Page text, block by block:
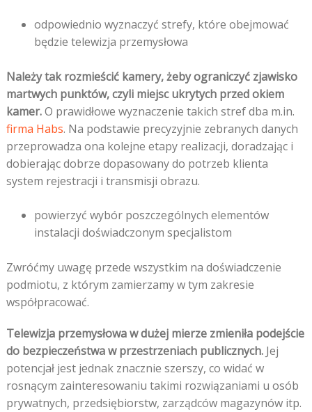
odpowiednio wyznaczyć strefy, które obejmować
będzie telewizja przemysłowa
Należy tak rozmieścić kamery, żeby ograniczyć zjawisko
martwych punktów, czyli miejsc ukrytych przed okiem
kamer.O prawidłowe wyznaczenie takich stref dba m.in.
firma Habs. Na podstawie precyzyjnie zebranych danych
przeprowadza ona kolejne etapy realizacji, doradzając i
dobierając dobrze dopasowany do potrzeb klienta
system rejestracji i transmisji obrazu.
powierzyć wybór poszczególnych elementów
instalacji doświadczonym specjalistom
Zwróćmy uwagę przede wszystkim na doświadczenie
podmiotu, z którym zamierzamy w tym zakresie
współpracować.
Telewizja przemysłowa w dużej mierze zmieniła podejście
do bezpieczeństwa w przestrzeniach publicznych.Jej
potencjał jest jednak znacznie szerszy, co widać w
rosnącym zainteresowaniu takimi rozwiązaniami u osób
prywatnych, przedsiębiorstw, zarządców magazynów itp.